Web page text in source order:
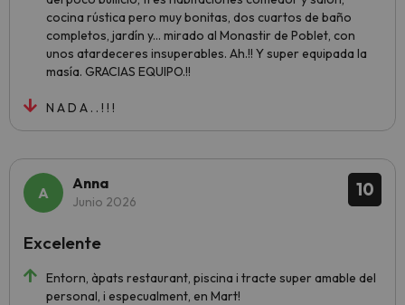
cocina rústica pero muy bonitas, dos cuartos de baño
completos, jardín y... mirado al Monastir de Poblet, con
unos atardeceres insuperables. Ah.!! Y super equipada la
masía. GRACIAS EQUIPO.!!
N A D A . . ! ! !
10
Anna
Junio 2026
Entorn, àpats restaurant, piscina i tracte super amable del
personal, i especualment, en Mart!
Excelente